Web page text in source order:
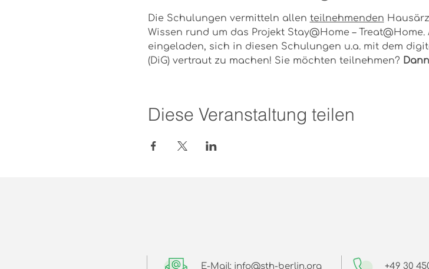
Die Schulungen vermitteln allen teilnehmenden
Wissen rund um das Projekt Stay@Home –
eingeladen, sich in diesen Schulungen u.a. mit dem
(DiG) vertraut zu machen! Sie möchten teilnehmen?
Diese Veranstaltung teilen
E-Mail: info@sth-berlin.org +49 30